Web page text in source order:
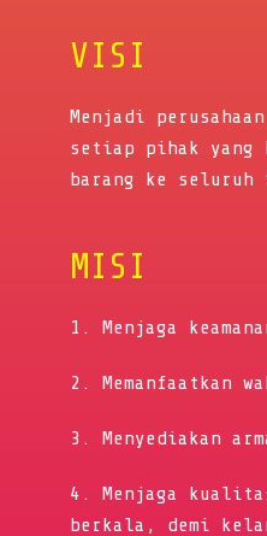
VISI
Menjadi
setiap pihak yang
barang ke seluruh
MISI
1. Menjaga
2. Memanfaatkan
3. Menyediakan
4. Menjaga
berkala, demi